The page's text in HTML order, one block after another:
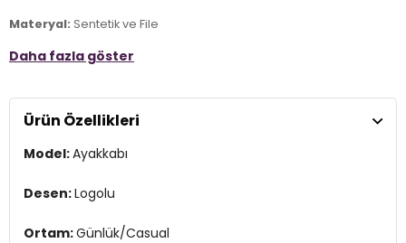
Materyal: Sentetik ve File
Kapama Şekli:Bağcık ve Cırt Cırtlı
Burun Tipi:Yuvarlak Burun
Topuk Boyu:4 cm
Topuk Tipi:
Daha fazla göster
Ürün Özellikleri
Model:Ayakkabı
Desen:Logolu
Ortam:Günlük/Casual